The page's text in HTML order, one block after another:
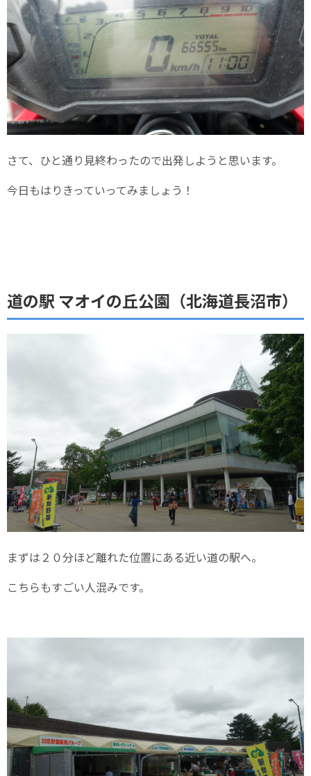
さて、ひと通り見終わったので出発しようと思います。
今日もはりきっていってみましょう！
道の駅 マオイの丘公園（北海道長沼市）
まずは２０分ほど離れた位置にある近い道の駅へ。
こちらもすごい人混みです。